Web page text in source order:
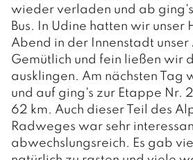
LEBEN
FAMILIE & KINDER
O.K.-Zentrum Debant
Kindergärten
Schulen
GESUNDHEIT
Ärzte und Apotheken
FREIZEIT
wieder verladen und ab
Bus. In Udine hatten wir unser
Abend in der Innenstadt unser
Gemütlich und fein ließen wir
ausklingen. Am nächsten Tag
und auf ging's zur Etappe Nr.
62 km. Auch dieser Teil des
Radweges war sehr
abwechslungsreich. Es gab